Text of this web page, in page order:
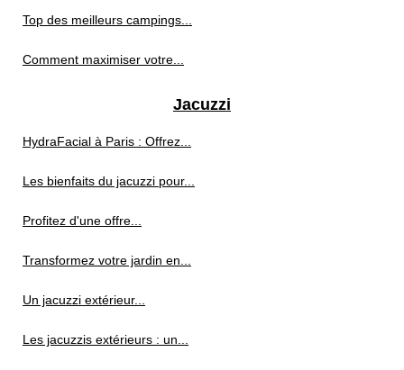
Top des meilleurs campings...
Comment maximiser votre...
Jacuzzi
HydraFacial à Paris : Offrez...
Les bienfaits du jacuzzi pour...
Profitez d'une offre...
Transformez votre jardin en...
Un jacuzzi extérieur...
Les jacuzzis extérieurs : un...